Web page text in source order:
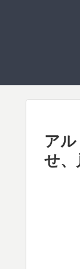
ア
せ、